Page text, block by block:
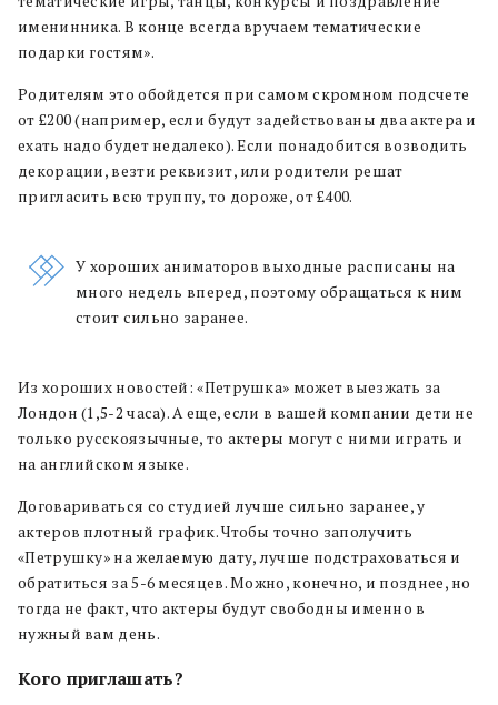
именинника. В конце всегда вручаем тематические
подарки гостям».
Родителям это обойдется при самом скромном подсчете
от £200 (например, если будут задействованы два актера и
ехать надо будет недалеко). Если понадобится возводить
декорации, везти реквизит, или родители решат
пригласить всю труппу, то дороже, от £400.
У хороших аниматоров выходные расписаны на
много недель вперед, поэтому обращаться к ним
стоит сильно заранее.
Из хороших новостей: «Петрушка» может выезжать за
Лондон (1,5-2 часа). А еще, если в вашей компании дети не
только русскоязычные, то актеры могут с ними играть и
на английском языке.
Договариваться со студией лучше сильно заранее, у
актеров плотный график. Чтобы точно заполучить
«Петрушку» на желаемую дату, лучше подстраховаться и
обратиться за 5-6 месяцев. Можно, конечно, и позднее, но
тогда не факт, что актеры будут свободны именно в
нужный вам день.
Кого приглашать?